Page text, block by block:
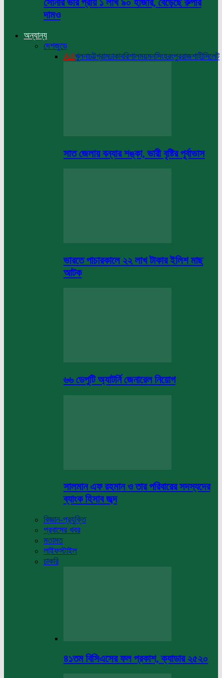
সোনার ভরি প্রায় ১ লাখ ৯০ হাজার, বেড়েছে রুপার
দামও
অন্যান্য
দেশজুড়ে
Allখুলনাচট্টগ্রামঢাকাবরিশালময়মনসিংহরংপুররাজশাহীসিলেট
সাত জেলায় বন্যার শঙ্কা, ভারী বৃষ্টির পূর্বাভাস
ভারতে পাচারকালে ২২ লাখ টাকার ইলিশ মাছ
আটক
৬৬ ডেপুটি অ্যাটর্নি জেনারেল নিয়োগ
সালমান এফ রহমান ও তার পরিবারের সদস্যদের
ব্যাংক হিসাব জব্দ
বিজ্ঞান-প্রযুক্তি
প্রবাসের খবর
মতামত
লাইফস্টাইল
চাকরি
৪১তম বিসিএসের ফল প্রকাশ, ক্যাডার ২৫২০